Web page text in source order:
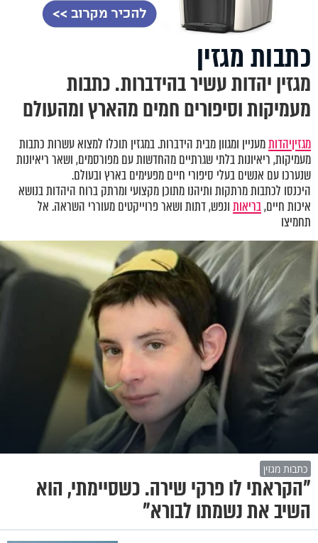
כתבות מגזין
מגזין יהדות עשיר בהידברות. כתבות
מעמיקות וסיפורים חמים מהארץ ומהעולם
מגזיןיהדותמעניין ומגוון מבית הידברות. במגזין תוכלו למצוא עשרות כתבות
מעמיקות, ריאיונות בלתי שגרתיים מהחדשות עם מפורסמים, ושאר ריאיונות
שנערכו עם אנשים בעלי סיפורי חיים מפעימים בארץ ובעולם.
היכנסו לכתבות מרתקות ותיהנו מתוכן מקצועי ומרתק ברוח היהדות בנושא
איכות חיים,בריאותונפש, דתות ושאר פרוייקטים מעוררי השראה. אל
תחמיצו
כתבות מגזין
"הקראתי לו פרקי שירה. כשסיימתי, הוא
השיב את נשמתו לבורא"